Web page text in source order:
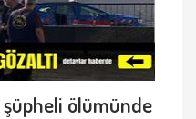
şüpheli ölümünde